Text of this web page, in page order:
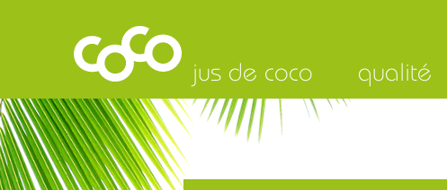
jus de coco qualité